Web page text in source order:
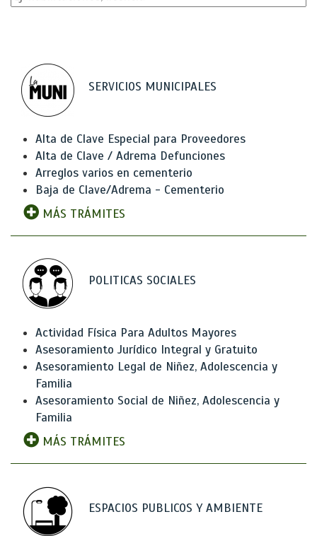
SERVICIOS MUNICIPALES
Alta de Clave Especial para Proveedores
Alta de Clave / Adrema Defunciones
Arreglos varios en cementerio
Baja de Clave/Adrema - Cementerio
MÁS TRÁMITES
POLITICAS SOCIALES
Actividad Física Para Adultos Mayores
Asesoramiento Jurídico Integral y Gratuito
Asesoramiento Legal de Niñez, Adolescencia y
Familia
Asesoramiento Social de Niñez, Adolescencia y
Familia
MÁS TRÁMITES
ESPACIOS PUBLICOS Y AMBIENTE